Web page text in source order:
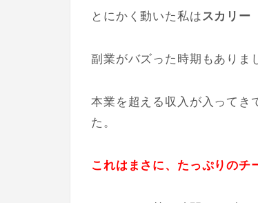
とにかく動いた私はスカリー
副業がバズった時期もありま
本業を超える収入が入ってき
た。
これはまさに、たっぷりのチ